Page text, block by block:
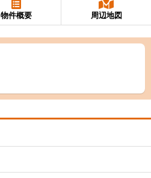
物件概要 周辺地図